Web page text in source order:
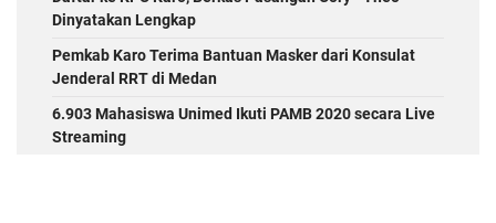
Dinyatakan Lengkap
Pemkab Karo Terima Bantuan Masker dari Konsulat
Jenderal RRT di Medan
6.903 Mahasiswa Unimed Ikuti PAMB 2020 secara Live
Streaming